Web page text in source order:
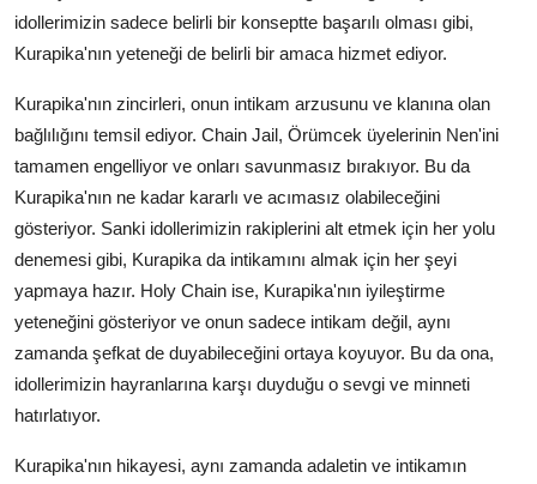
idollerimizin sadece belirli bir konseptte başarılı olması gibi,
Kurapika'nın yeteneği de belirli bir amaca hizmet ediyor.
Kurapika'nın zincirleri, onun intikam arzusunu ve klanına olan
bağlılığını temsil ediyor. Chain Jail, Örümcek üyelerinin Nen'ini
tamamen engelliyor ve onları savunmasız bırakıyor. Bu da
Kurapika'nın ne kadar kararlı ve acımasız olabileceğini
gösteriyor. Sanki idollerimizin rakiplerini alt etmek için her yolu
denemesi gibi, Kurapika da intikamını almak için her şeyi
yapmaya hazır. Holy Chain ise, Kurapika'nın iyileştirme
yeteneğini gösteriyor ve onun sadece intikam değil, aynı
zamanda şefkat de duyabileceğini ortaya koyuyor. Bu da ona,
idollerimizin hayranlarına karşı duyduğu o sevgi ve minneti
hatırlatıyor.
Kurapika'nın hikayesi, aynı zamanda adaletin ve intikamın